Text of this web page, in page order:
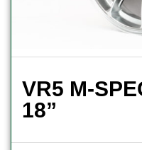
VR5 M-
18”